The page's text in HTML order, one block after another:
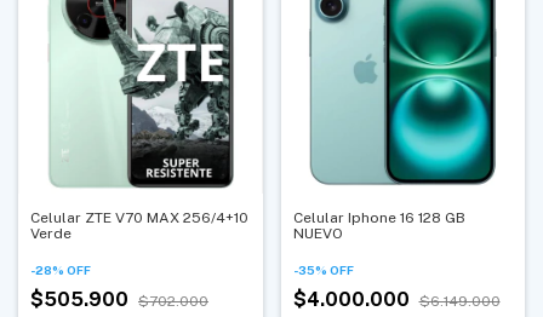
Celular ZTE V70 MAX 256/4+10
Verde
-28% OFF
$505.900 $702.000
Celular Iphone 16 128 GB
NUEVO
-35% OFF
$4.000.000 $6.149.000